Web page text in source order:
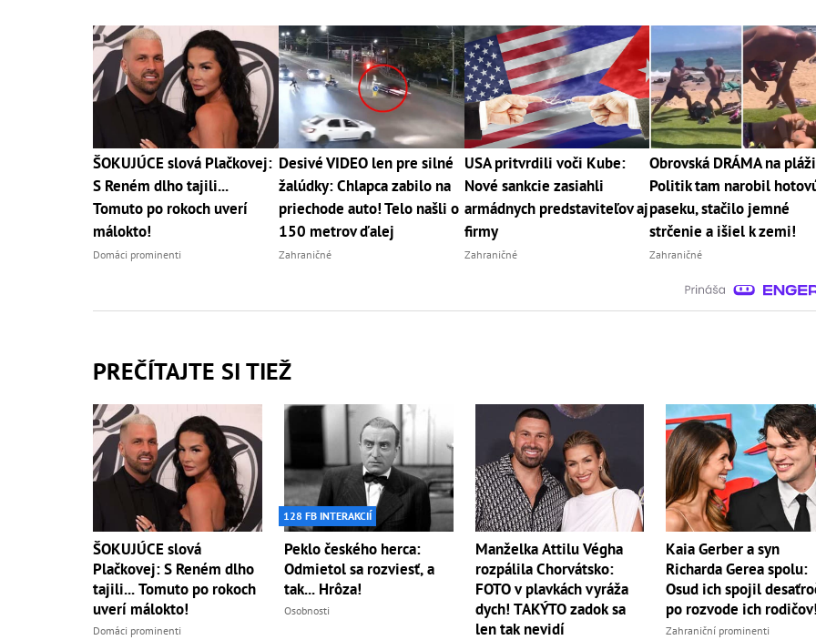
ŠOKUJÚCE slová Plačkovej:
S Reném dlho tajili...
Tomuto po rokoch uverí
málokto!
Domáci prominenti
Desivé VIDEO len pre silné
žalúdky: Chlapca zabilo na
priechode auto! Telo našli o
150 metrov ďalej
Zahraničné
USA pritvrdili voči Kube:
Nové sankcie zasiahli
armádnych predstaviteľov aj
firmy
Zahraničné
Obrovská DRÁMA na
Politik tam narobil
paseku, stačilo jemné
strčenie a išiel k zemi!
Zahraničné
PREČÍTAJTE SI TIEŽ
ŠOKUJÚCE slová
Plačkovej: S Reném dlho
tajili... Tomuto po rokoch
uverí málokto!
Domáci prominenti
128 FB INTERAKCIÍ
Peklo českého herca:
Odmietol sa rozviesť, a
tak... Hrôza!
Osobnosti
Manželka Attilu Végha
rozpálila Chorvátsko:
FOTO v plavkách vyráža
dych! TAKÝTO zadok sa
len tak nevidí
Kaia Gerber a syn
Richarda Gerea spolu:
Osud ich spojil
po rozvode ich
Zahraniční prominenti